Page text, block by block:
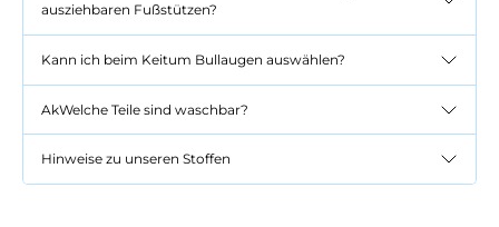
ausziehbaren Fußstützen?
Kann ich beim Keitum Bullaugen auswählen?
AkWelche Teile sind waschbar?
Hinweise zu unseren Stoffen